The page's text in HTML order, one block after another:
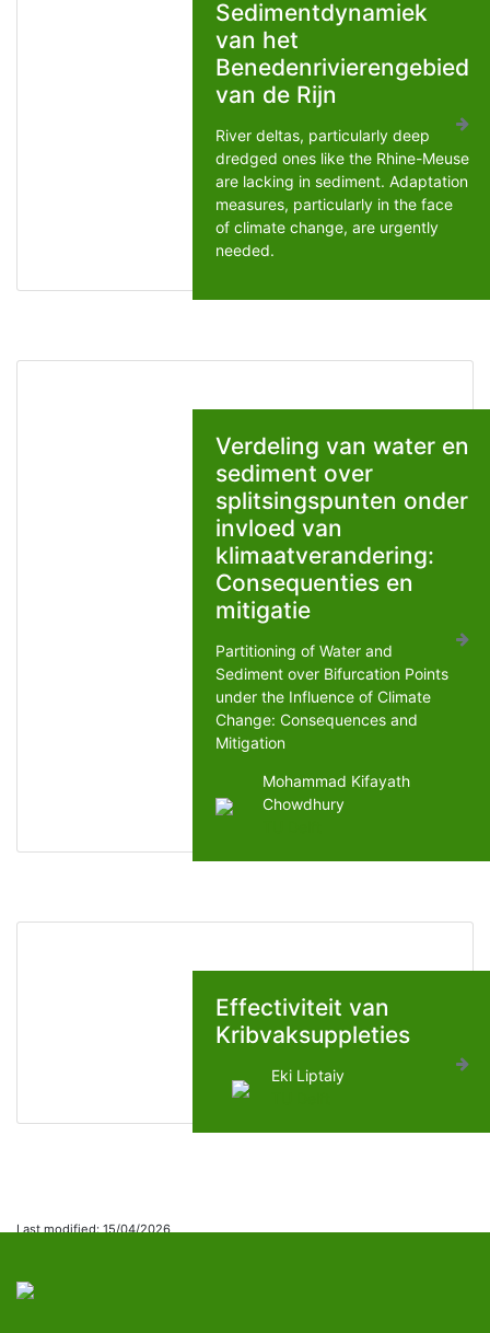
Sedimentdynamiek
van het
Benedenrivierengebied
van de Rijn
River deltas, particularly deep
dredged ones like the Rhine-Meuse
are lacking in sediment. Adaptation
measures, particularly in the face
of climate change, are urgently
needed.
Verdeling van water en
sediment over
splitsingspunten onder
invloed van
klimaatverandering:
Consequenties en
mitigatie
Partitioning of Water and
Sediment over Bifurcation Points
under the Influence of Climate
Change: Consequences and
Mitigation
Mohammad Kifayath
Chowdhury
Effectiviteit van
Kribvaksuppleties
Eki Liptaiy
Last modified: 15/04/2026